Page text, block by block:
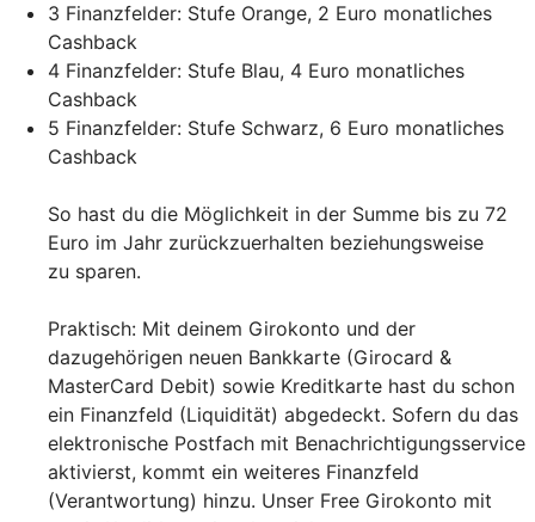
3 Finanzfelder: Stufe Orange, 2 Euro monatliches
Cashback
4 Finanzfelder: Stufe Blau, 4 Euro monatliches
Cashback
5 Finanzfelder: Stufe Schwarz, 6 Euro monatliches
Cashback
So hast du die Möglichkeit in der Summe bis zu 72
Euro im Jahr zurückzuerhalten beziehungsweise
zu sparen.
Praktisch: Mit deinem Girokonto und der
dazugehörigen neuen Bankkarte (Girocard &
MasterCard Debit) sowie Kreditkarte hast du schon
ein Finanzfeld (Liquidität) abgedeckt. Sofern du das
elektronische Postfach mit Benachrichtigungsservice
aktivierst, kommt ein weiteres Finanzfeld
(Verantwortung) hinzu. Unser Free Girokonto mit